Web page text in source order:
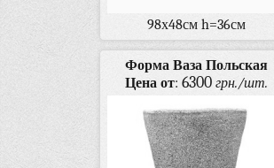
98х48см h=36см
Форма Ваза Польская
Цена от: 6300 грн./шт.